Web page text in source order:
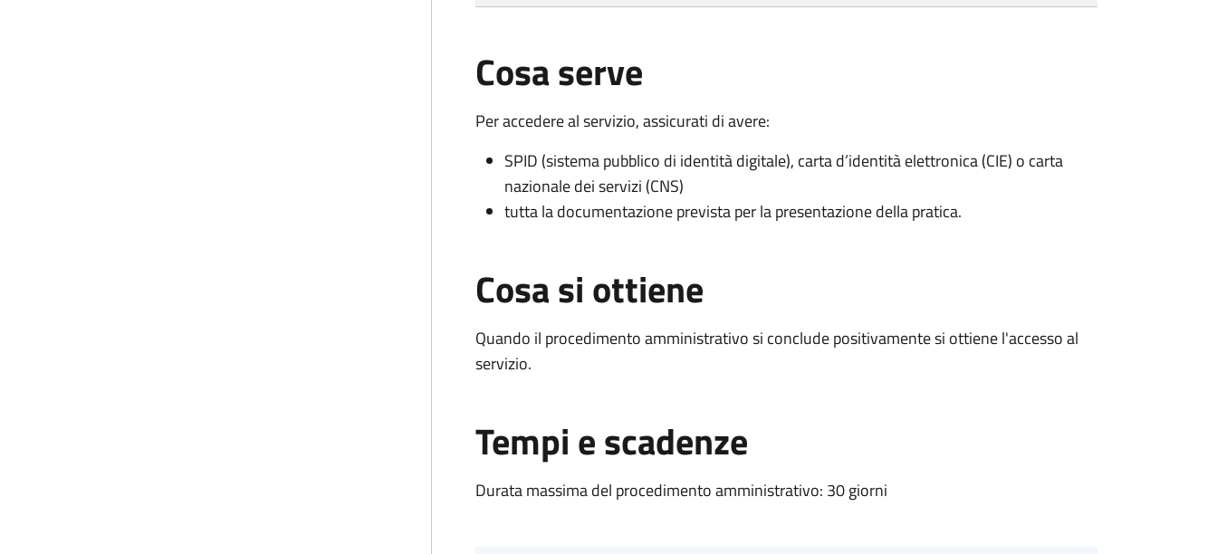
Cosa serve
Per accedere al servizio, assicurati di avere:
SPID (sistema pubblico di identità digitale), carta d’identità elettronica (CIE) o carta
nazionale dei servizi (CNS)
tutta la documentazione prevista per la presentazione della pratica.
Cosa si ottiene
Quando il procedimento amministrativo si conclude positivamente si ottiene l'accesso al
servizio.
Tempi e scadenze
Durata massima del procedimento amministrativo: 30 giorni